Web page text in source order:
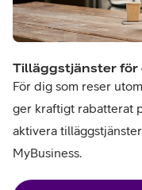
Tilläggstjänster för
För dig som reser
ger kraftigt rabatterat
aktivera
MyBusiness.